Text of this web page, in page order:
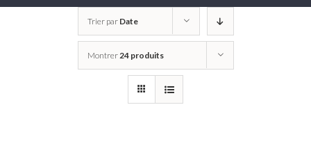
Trier par Date
Montrer24 produits